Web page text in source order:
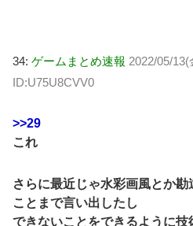
34: ゲームまとめ速報 2022/05/
ID:U75U8CVV0
>>29
これ
さらに最近じゃ水彩画風とか
ことまで言い出したし
できないことをできるように